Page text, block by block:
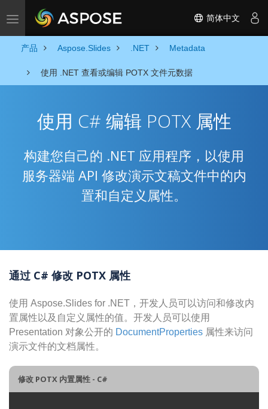
Toggle navigation 简体中文
产品 Aspose.Slides .NET Metadata
使用 .NET 查看或编辑 POTX 文件元数据
使用 C# 编辑 POTX 属性
构建您自己的 .NET 应用程序，以使用
服务器端 API 修改演示文稿文件中的内
置和自定义属性。
通过 C# 修改 POTX 属性
使用 Aspose.Slides for .NET，开发人员可以访问和修改内
置属性以及自定义属性的值。开发人员可以使用
Presentation 对象公开的 DocumentProperties 属性来访问
演示文件的文档属性。
修改 POTX 内置属性 - C#